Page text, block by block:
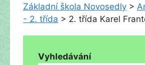
Základní škola Novosedly >
- 2. třída > 2. třída Karel
Vyhledávání